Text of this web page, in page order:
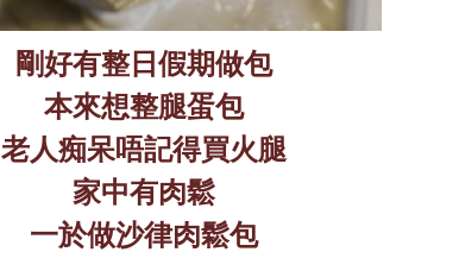
剛好有整日假期做包
本來想整腿蛋包
老人痴呆唔記得買火腿
家中有肉鬆
一於做沙律肉鬆包